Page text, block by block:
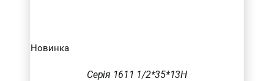
Новинка
Серія 1611 1/2*35*13H